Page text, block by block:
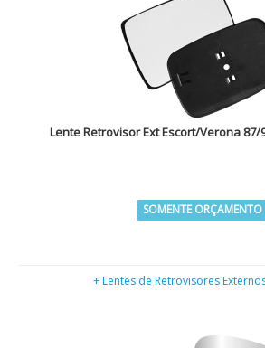
Lente Retrovisor Ext Escort/Verona 87/
SOMENTE ORÇAMENTO
+ Lentes de Retrovisores